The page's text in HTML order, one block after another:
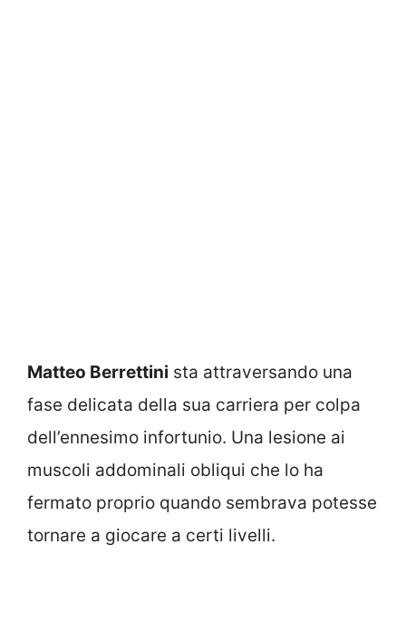
Matteo Berrettini sta attraversando una
fase delicata della sua carriera per colpa
dell’ennesimo infortunio. Una lesione ai
muscoli addominali obliqui che lo ha
fermato proprio quando sembrava potesse
tornare a giocare a certi livelli.